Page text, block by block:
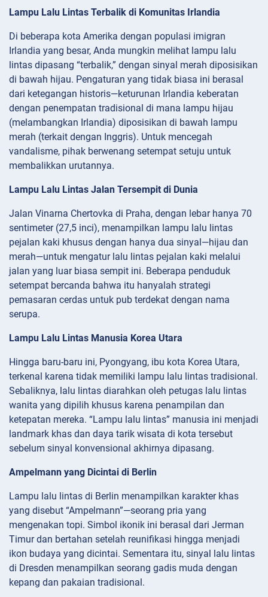
Lampu Lalu Lintas Terbalik di Komunitas Irlandia
Di beberapa kota Amerika dengan populasi imigran
Irlandia yang besar, Anda mungkin melihat lampu lalu
lintas dipasang “terbalik,” dengan sinyal merah diposisikan
di bawah hijau. Pengaturan yang tidak biasa ini berasal
dari ketegangan historis—keturunan Irlandia keberatan
dengan penempatan tradisional di mana lampu hijau
(melambangkan Irlandia) diposisikan di bawah lampu
merah (terkait dengan Inggris). Untuk mencegah
vandalisme, pihak berwenang setempat setuju untuk
membalikkan urutannya.
Lampu Lalu Lintas Jalan Tersempit di Dunia
Jalan Vinarna Chertovka di Praha, dengan lebar hanya 70
sentimeter (27,5 inci), menampilkan lampu lalu lintas
pejalan kaki khusus dengan hanya dua sinyal—hijau dan
merah—untuk mengatur lalu lintas pejalan kaki melalui
jalan yang luar biasa sempit ini. Beberapa penduduk
setempat bercanda bahwa itu hanyalah strategi
pemasaran cerdas untuk pub terdekat dengan nama
serupa.
Lampu Lalu Lintas Manusia Korea Utara
Hingga baru-baru ini, Pyongyang, ibu kota Korea Utara,
terkenal karena tidak memiliki lampu lalu lintas tradisional.
Sebaliknya, lalu lintas diarahkan oleh petugas lalu lintas
wanita yang dipilih khusus karena penampilan dan
ketepatan mereka. “Lampu lalu lintas” manusia ini menjadi
landmark khas dan daya tarik wisata di kota tersebut
sebelum sinyal konvensional akhirnya dipasang.
Ampelmann yang Dicintai di Berlin
Lampu lalu lintas di Berlin menampilkan karakter khas
yang disebut “Ampelmann”—seorang pria yang
mengenakan topi. Simbol ikonik ini berasal dari Jerman
Timur dan bertahan setelah reunifikasi hingga menjadi
ikon budaya yang dicintai. Sementara itu, sinyal lalu lintas
di Dresden menampilkan seorang gadis muda dengan
kepang dan pakaian tradisional.